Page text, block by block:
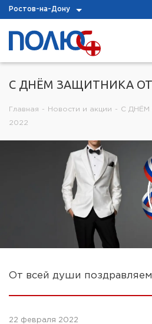
Ростов-на-Дону
С ДНЁМ ЗАЩИТНИКА
Главная - Новости и акции - С ДНЁМ
2022
От всей души
22 февраля 2022